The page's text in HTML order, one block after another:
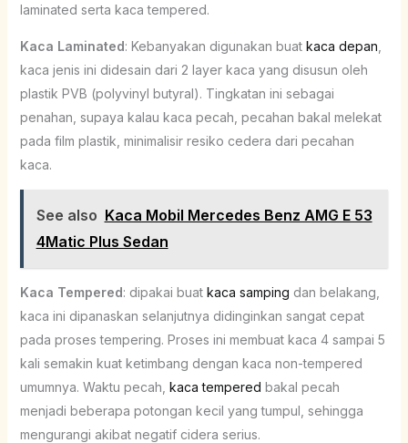
laminated serta kaca tempered.
Kaca Laminated: Kebanyakan digunakan buat kaca depan
kaca jenis ini didesain dari 2 layer kaca yang disusun oleh
plastik PVB (polyvinyl butyral). Tingkatan ini sebagai
penahan, supaya kalau kaca pecah, pecahan bakal melekat
pada film plastik, minimalisir resiko cedera dari pecahan
kaca.
See also Kaca Mobil Mercedes Benz AMG E 53
4Matic Plus Sedan
Kaca Tempered: dipakai buat kaca samping dan belakang,
kaca ini dipanaskan selanjutnya didinginkan sangat cepat
pada proses tempering. Proses ini membuat kaca 4 sampai 5
kali semakin kuat ketimbang dengan kaca non-tempered
umumnya. Waktu pecah, kaca tempered bakal pecah
menjadi beberapa potongan kecil yang tumpul, sehingga
mengurangi akibat negatif cidera serius.